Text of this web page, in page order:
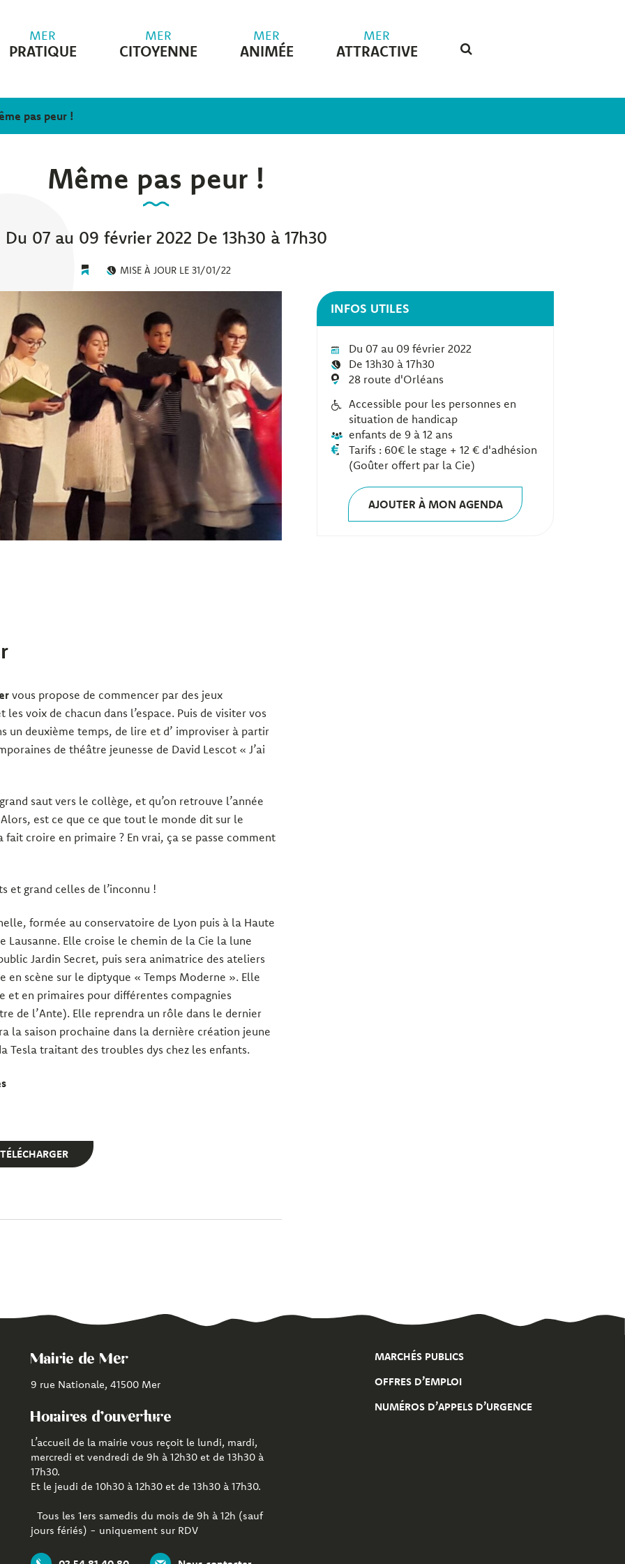
MER
PRATIQUE
MER
CITOYENNE
MER
ANIMÉE
MER
ATTRACTIVE
pas peur !
Même pas peur !
Du 07 au 09 février 2022 De 13h30 à 17h30
MISE À JOUR LE 31/01/22
vous propose de commencer par des jeux
voix de chacun dans l’espace. Puis de visiter vos
un deuxième temps, de lire et d’ improviser à partir
de théâtre jeunesse de David Lescot « J’ai
saut vers le collège, et qu’on retrouve l’année
est ce que ce que tout le monde dit sur le
fait croire en primaire ? En vrai, ça se passe comment
et grand celles de l’inconnu !
formée au conservatoire de Lyon puis à la Haute
Lausanne. Elle croise le chemin de la Cie la lune
Jardin Secret, puis sera animatrice des ateliers
scène sur le diptyque « Temps Moderne ». Elle
et en primaires pour différentes compagnies
de l’Ante). Elle reprendra un rôle dans le dernier
la saison prochaine dans la dernière création jeune
Tesla traitant des troubles dys chez les enfants.
TÉLÉCHARGER
INFOS UTILES
Du 07 au 09 février 2022
De 13h30 à 17h30
28 route d'Orléans
Accessible pour les personnes en
situation de handicap
enfants de 9 à 12 ans
Tarifs : 60€ le stage + 12 € d'adhésion
(Goûter offert par la Cie)
AJOUTER À MON AGENDA
Mairie de Mer
9 rue Nationale, 41500 Mer
Horaires d'ouverture
L’accueil de la mairie vous reçoit le lundi, mardi,
mercredi et vendredi de 9h à 12h30 et de 13h30 à
17h30.
Et le jeudi de 10h30 à 12h30 et de 13h30 à 17h30.
Tous les 1ers samedis du mois de 9h à 12h (sauf
jours fériés) - uniquement sur RDV
MARCHÉS PUBLICS
OFFRES D’EMPLOI
NUMÉROS D’APPELS D’URGENCE